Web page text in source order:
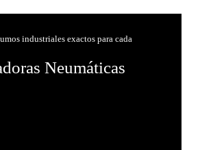
industriales exactos para cada
Neumáticas